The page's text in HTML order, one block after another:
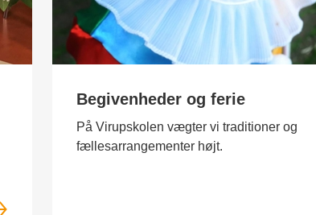
Begivenheder og ferie
På Virupskolen vægter vi traditioner og
fællesarrangementer højt.